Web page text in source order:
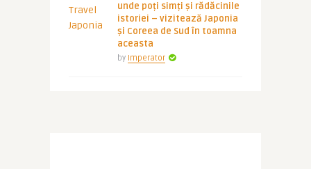
unde poți simți și rădăcinile
istoriei – vizitează Japonia
și Coreea de Sud în toamna
aceasta
by Imperator